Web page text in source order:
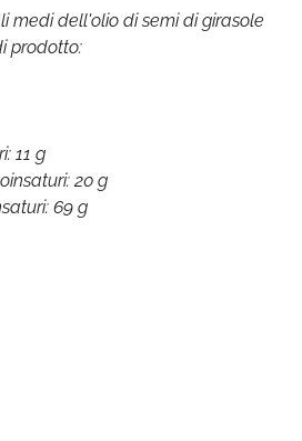
medi dell'olio di semi di girasole
prodotto:
11 g
20 g
69 g